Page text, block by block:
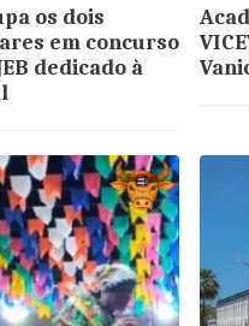
os dois
em concurso
dedicado à